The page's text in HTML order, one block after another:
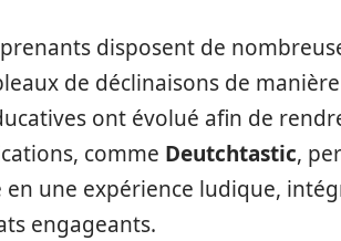
disposent de
de déclinaisons de
ont évolué afin de
comme Deutchtastic,
en une expérience ludique,
engageants.